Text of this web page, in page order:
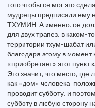
того чтобы он мог это
мудрецы предписали ему
ТХУМИН. А именно, он
для двух трапез, в каком-
территории тхум-шабат
благодаря этому в момент
«приобретает» этот пункт
Это значит, что место, где
как «дом» человека,
проводит субботу, и
субботу в любую сторону